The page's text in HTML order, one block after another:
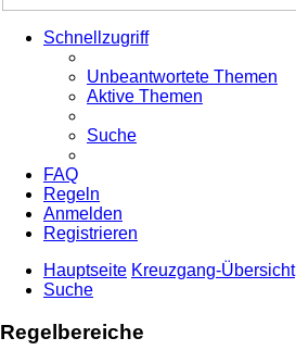
Schnellzugriff
Unbeantwortete Themen
Aktive Themen
Suche
FAQ
Regeln
Anmelden
Registrieren
Hauptseite Kreuzgang-Übersicht
Suche
Regelbereiche